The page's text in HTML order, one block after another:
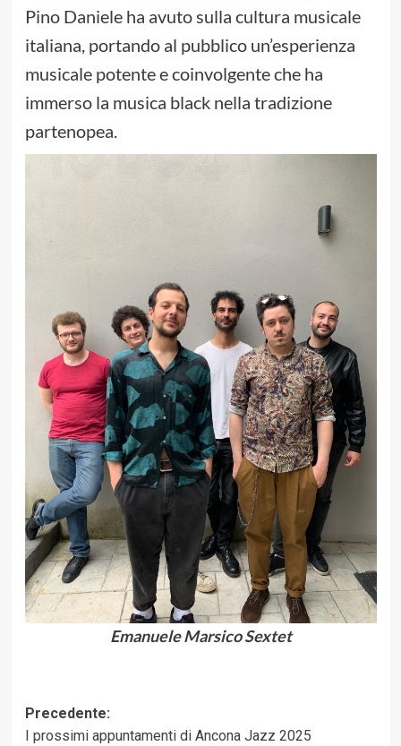
Pino Daniele ha avuto sulla cultura musicale
italiana, portando al pubblico un’esperienza
musicale potente e coinvolgente che ha
immerso la musica black nella tradizione
partenopea.
Emanuele Marsico Sextet
Navigazione
Precedente:
I prossimi appuntamenti di Ancona Jazz 2025